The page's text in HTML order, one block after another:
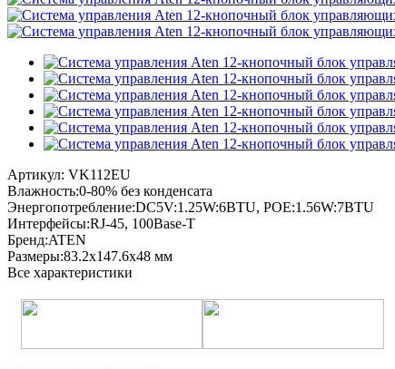
Артикул: VK112EU
Влажность:0-80% без конденсата
Энергопотребление:DC5V:1.25W:6BTU, POE:1.56W:7BTU
Интерфейсы:RJ-45, 100Base-T
Бренд:ATEN
Размеры:83.2х147.6х48 мм
Все характеристики